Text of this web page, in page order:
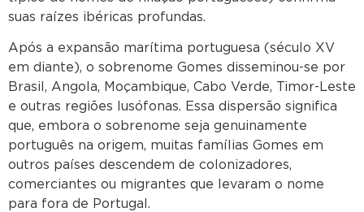
suas raízes ibéricas profundas.
Após a expansão marítima portuguesa (século XV
em diante), o sobrenome Gomes disseminou-se por
Brasil, Angola, Moçambique, Cabo Verde, Timor-Leste
e outras regiões lusófonas. Essa dispersão significa
que, embora o sobrenome seja genuinamente
português na origem, muitas famílias Gomes em
outros países descendem de colonizadores,
comerciantes ou migrantes que levaram o nome
para fora de Portugal.